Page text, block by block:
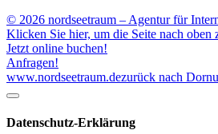
© 2026 nordseetraum – Agentur für
Klicken Sie hier, um die Seite nach oben
Jetzt online buchen!
Anfragen!
www.nordseetraum.dezurück nach
Datenschutz-Erklärung